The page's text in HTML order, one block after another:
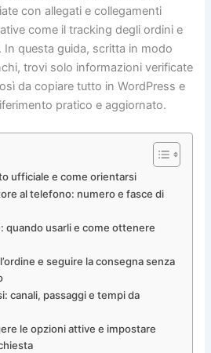
con allegati e collegamenti
come il tracking degli ordini e
In questa guida, scritta in modo
trovi solo informazioni verificate
da copiare tutto in WordPress e
pratico e aggiornato.
ufficiale e come orientarsi
al telefono: numero e fasce di
quando usarli e come ottenere
e seguire la consegna senza
canali, passaggi e tempi da
le opzioni attive e impostare